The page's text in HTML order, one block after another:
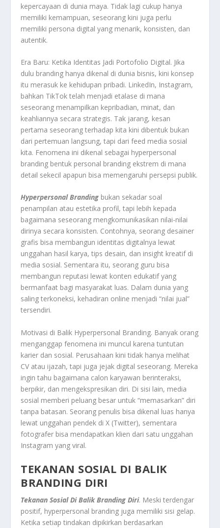
kepercayaan di dunia maya. Tidak lagi cukup hanya
memiliki kemampuan, seseorang kini juga perlu
memiliki persona digital yang menarik, konsisten, dan
autentik.
Era Baru: Ketika Identitas Jadi Portofolio Digital. Jika
dulu branding hanya dikenal di dunia bisnis, kini konsep
itu merasuk ke kehidupan pribadi. LinkedIn, Instagram,
bahkan TikTok telah menjadi etalase di mana
seseorang menampilkan kepribadian, minat, dan
keahliannya secara strategis. Tak jarang, kesan
pertama seseorang terhadap kita kini dibentuk bukan
dari pertemuan langsung, tapi dari feed media sosial
kita. Fenomena ini dikenal sebagai hyperpersonal
branding bentuk personal branding ekstrem di mana
detail sekecil apapun bisa memengaruhi persepsi publik.
Hyperpersonal Branding bukan sekadar soal
penampilan atau estetika profil, tapi lebih kepada
bagaimana seseorang mengkomunikasikan nilai-nilai
dirinya secara konsisten. Contohnya, seorang desainer
grafis bisa membangun identitas digitalnya lewat
unggahan hasil karya, tips desain, dan insight kreatif di
media sosial. Sementara itu, seorang guru bisa
membangun reputasi lewat konten edukatif yang
bermanfaat bagi masyarakat luas. Dalam dunia yang
saling terkoneksi, kehadiran online menjadi “nilai jual”
tersendiri.
Motivasi di Balik Hyperpersonal Branding. Banyak orang
menganggap fenomena ini muncul karena tuntutan
karier dan sosial. Perusahaan kini tidak hanya melihat
CV atau ijazah, tapi juga jejak digital seseorang. Mereka
ingin tahu bagaimana calon karyawan berinteraksi,
berpikir, dan mengekspresikan diri. Di sisi lain, media
sosial memberi peluang besar untuk “memasarkan” diri
tanpa batasan. Seorang penulis bisa dikenal luas hanya
lewat unggahan pendek di X (Twitter), sementara
fotografer bisa mendapatkan klien dari satu unggahan
Instagram yang viral.
TEKANAN SOSIAL DI BALIK
BRANDING DIRI
Tekanan Sosial Di Balik Branding Diri. Meski terdengar
positif, hyperpersonal branding juga memiliki sisi gelap.
Ketika setiap tindakan dipikirkan berdasarkan